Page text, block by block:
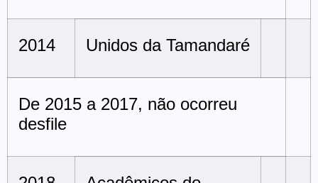
2014 Unidos da Tamandaré
De 2015 a 2017, não ocorreu
desfile